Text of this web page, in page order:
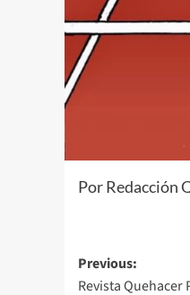
Por Redacción
Post
Previous:
Revista